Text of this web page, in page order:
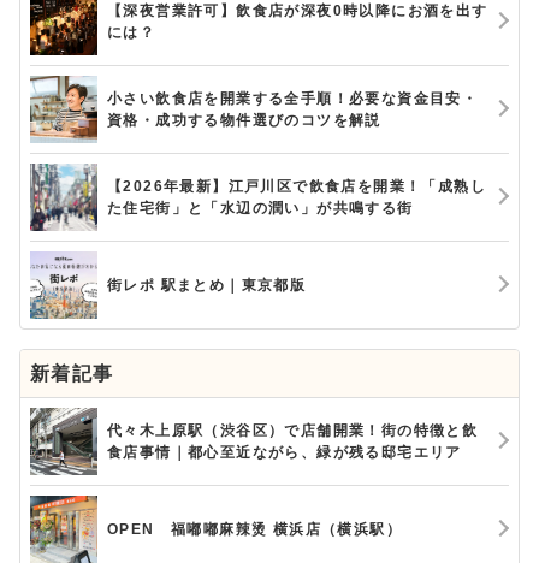
【深夜営業許可】飲食店が深夜0時以降にお酒を出す
には？
小さい飲食店を開業する全手順！必要な資金目安・
資格・成功する物件選びのコツを解説
【2026年最新】江戸川区で飲食店を開業！「成熟し
た住宅街」と「水辺の潤い」が共鳴する街
街レポ 駅まとめ｜東京都版
新着記事
代々木上原駅（渋谷区）で店舗開業！街の特徴と飲
食店事情｜都心至近ながら、緑が残る邸宅エリア
OPEN 福嘟嘟麻辣烫 横浜店（横浜駅）